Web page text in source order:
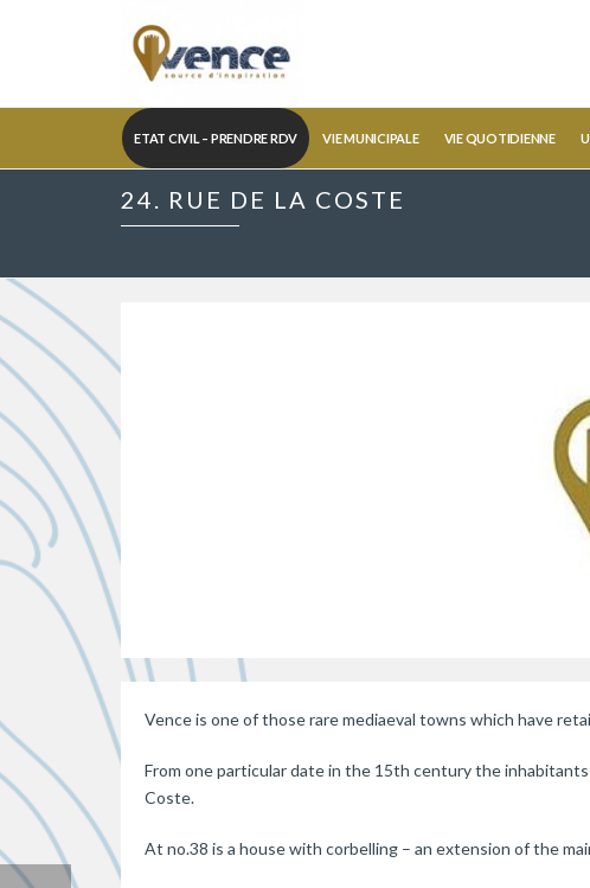
ETAT CIVIL – PRENDRE RDV VIE MUNICIPALE VIE QUOTIDIENNE
24. RUE DE LA COSTE
Vence is one of those rare mediaeval towns which have
From one particular date in the 15th century the
Coste.
At no.38 is a house with corbelling – an extension of the